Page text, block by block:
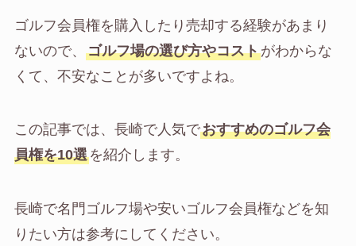
ゴルフ会員権を購入したり売却する経験があまり
ないので、 ゴルフ場の選び方やコストがわからな
くて、不安なことが多いですよね。
この記事では、長崎で人気でおすすめのゴルフ会
員権を10選を紹介します。
長崎で名門ゴルフ場や安いゴルフ会員権などを知
りたい方は参考にしてください。